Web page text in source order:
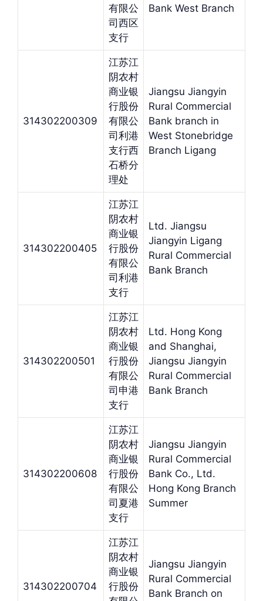
有限公
司西区
支行
Bank West Branch
314302200309
江苏江
阴农村
商业银
行股份
有限公
司利港
支行西
石桥分
理处
Jiangsu Jiangyin
Rural Commercial
Bank branch in
West Stonebridge
Branch Ligang
314302200405
江苏江
阴农村
商业银
行股份
有限公
司利港
支行
Ltd. Jiangsu
Jiangyin Ligang
Rural Commercial
Bank Branch
314302200501
江苏江
阴农村
商业银
行股份
有限公
司申港
支行
Ltd. Hong Kong
and Shanghai,
Jiangsu Jiangyin
Rural Commercial
Bank Branch
314302200608
江苏江
阴农村
商业银
行股份
有限公
司夏港
支行
Jiangsu Jiangyin
Rural Commercial
Bank Co., Ltd.
Hong Kong Branch
Summer
314302200704
江苏江
阴农村
商业银
行股份
Jiangsu Jiangyin
Rural Commercial
Bank Branch on